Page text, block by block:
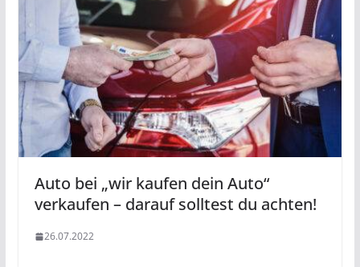
Auto bei „wir kaufen dein Auto“
verkaufen – darauf solltest du achten!
26.07.2022